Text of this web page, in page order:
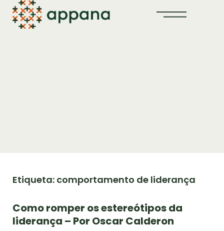
Etiqueta: comportamento de liderança
Como romper os estereótipos da
liderança – Por Oscar Calderon